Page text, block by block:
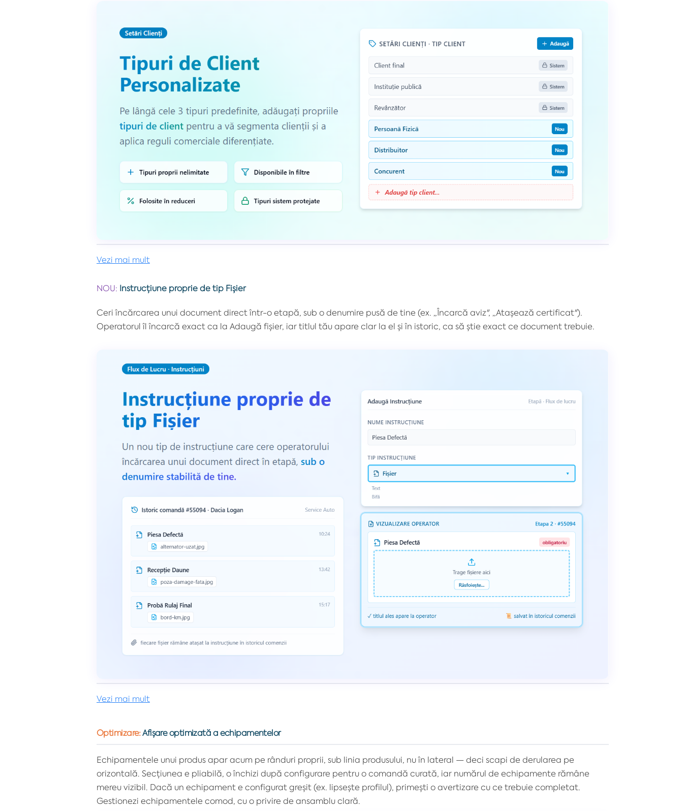
Vezi mai mult
NOU: Instrucțiune proprie de tip Fișier
Ceri încărcarea unui document direct într-o etapă, sub o denumire pusă de tine (ex. „Încarcă aviz", „Atașează certificat").
Operatorul îl încarcă exact ca la Adaugă fișier, iar titlul tău apare clar la el și în istoric, ca să știe exact ce document trebuie.
Vezi mai mult
Optimizare:Afișare optimizată a echipamentelor
Echipamentele unui produs apar acum pe rânduri proprii, sub linia produsului, nu în lateral — deci scapi de derularea pe
orizontală. Secțiunea e pliabilă, o închizi după configurare pentru o comandă curată, iar numărul de echipamente rămâne
mereu vizibil. Dacă un echipament e configurat greșit (ex. lipsește profilul), primești o avertizare cu ce trebuie completat.
Gestionezi echipamentele comod, cu o privire de ansamblu clară.